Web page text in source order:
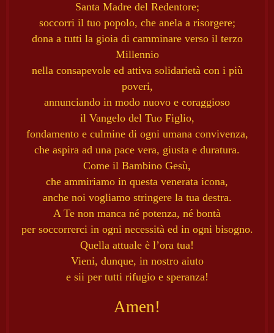
Santa Madre del Redentore;
soccorri il tuo popolo, che anela a risorgere;
dona a tutti la gioia di camminare verso il terzo
Millennio
nella consapevole ed attiva solidarietà con i più
poveri,
annunciando in modo nuovo e coraggioso
il Vangelo del Tuo Figlio,
fondamento e culmine di ogni umana convivenza,
che aspira ad una pace vera, giusta e duratura.
Come il Bambino Gesù,
che ammiriamo in questa venerata icona,
anche noi vogliamo stringere la tua destra.
A Te non manca né potenza, né bontà
per soccorrerci in ogni necessità ed in ogni bisogno.
Quella attuale è l’ora tua!
Vieni, dunque, in nostro aiuto
e sii per tutti rifugio e speranza!
Amen!